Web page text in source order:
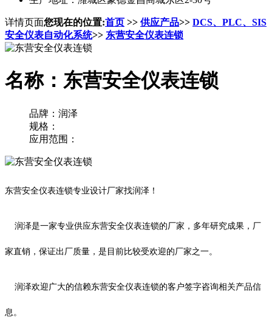
详情页面您现在的位置:首页 >> 供应产品>> DCS、PLC、SIS
安全仪表自动化系统>> 东营安全仪表连锁
名称：东营安全仪表连锁
品牌：润泽
规格：
应用范围：
东营安全仪表连锁专业设计厂家找润泽！
润泽是一家专业供应东营安全仪表连锁的厂家，多年研究成果，厂
家直销，保证出厂质量，是目前比较受欢迎的厂家之一。
润泽欢迎广大的信赖东营安全仪表连锁的客户签字咨询相关产品信
息。